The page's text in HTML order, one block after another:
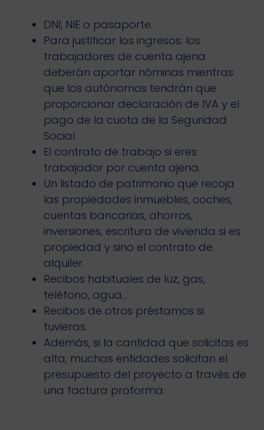
DNI, NIE o pasaporte.
Para justificar los ingresos: los
trabajadores de cuenta ajena
deberán aportar nóminas mientras
que los autónomos tendrán que
proporcionar declaración de IVA y el
pago de la cuota de la Seguridad
Social.
El contrato de trabajo si eres
trabajador por cuenta ajena.
Un listado de patrimonio que recoja
las propiedades inmuebles, coches,
cuentas bancarias, ahorros,
inversiones, escritura de vivienda si es
propiedad y sino el contrato de
alquiler.
Recibos habituales de luz, gas,
teléfono, agua…
Recibos de otros préstamos si
tuvieras.
Además, si la cantidad que solicitas es
alta, muchas entidades solicitan el
presupuesto del proyecto a través de
una factura proforma.